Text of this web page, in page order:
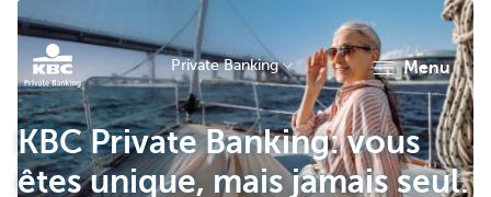
Particulieren
Private Banking menu
KBC Private Banking: vous
êtes unique, mais jamais seul.